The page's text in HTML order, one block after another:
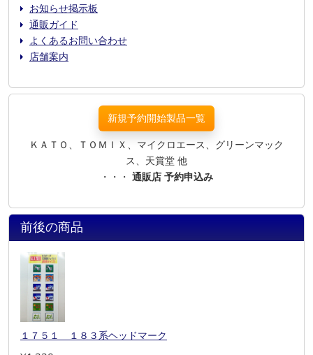
お知らせ掲示板
通販ガイド
よくあるお問い合わせ
店舗案内
新規予約開始製品一覧
ＫＡＴＯ、ＴＯＭＩＸ、マイクロエース、グリーンマック
ス、天賞堂 他
・・・ 通販店 予約申込み
前後の商品
１７５１ １８３系ヘッドマーク